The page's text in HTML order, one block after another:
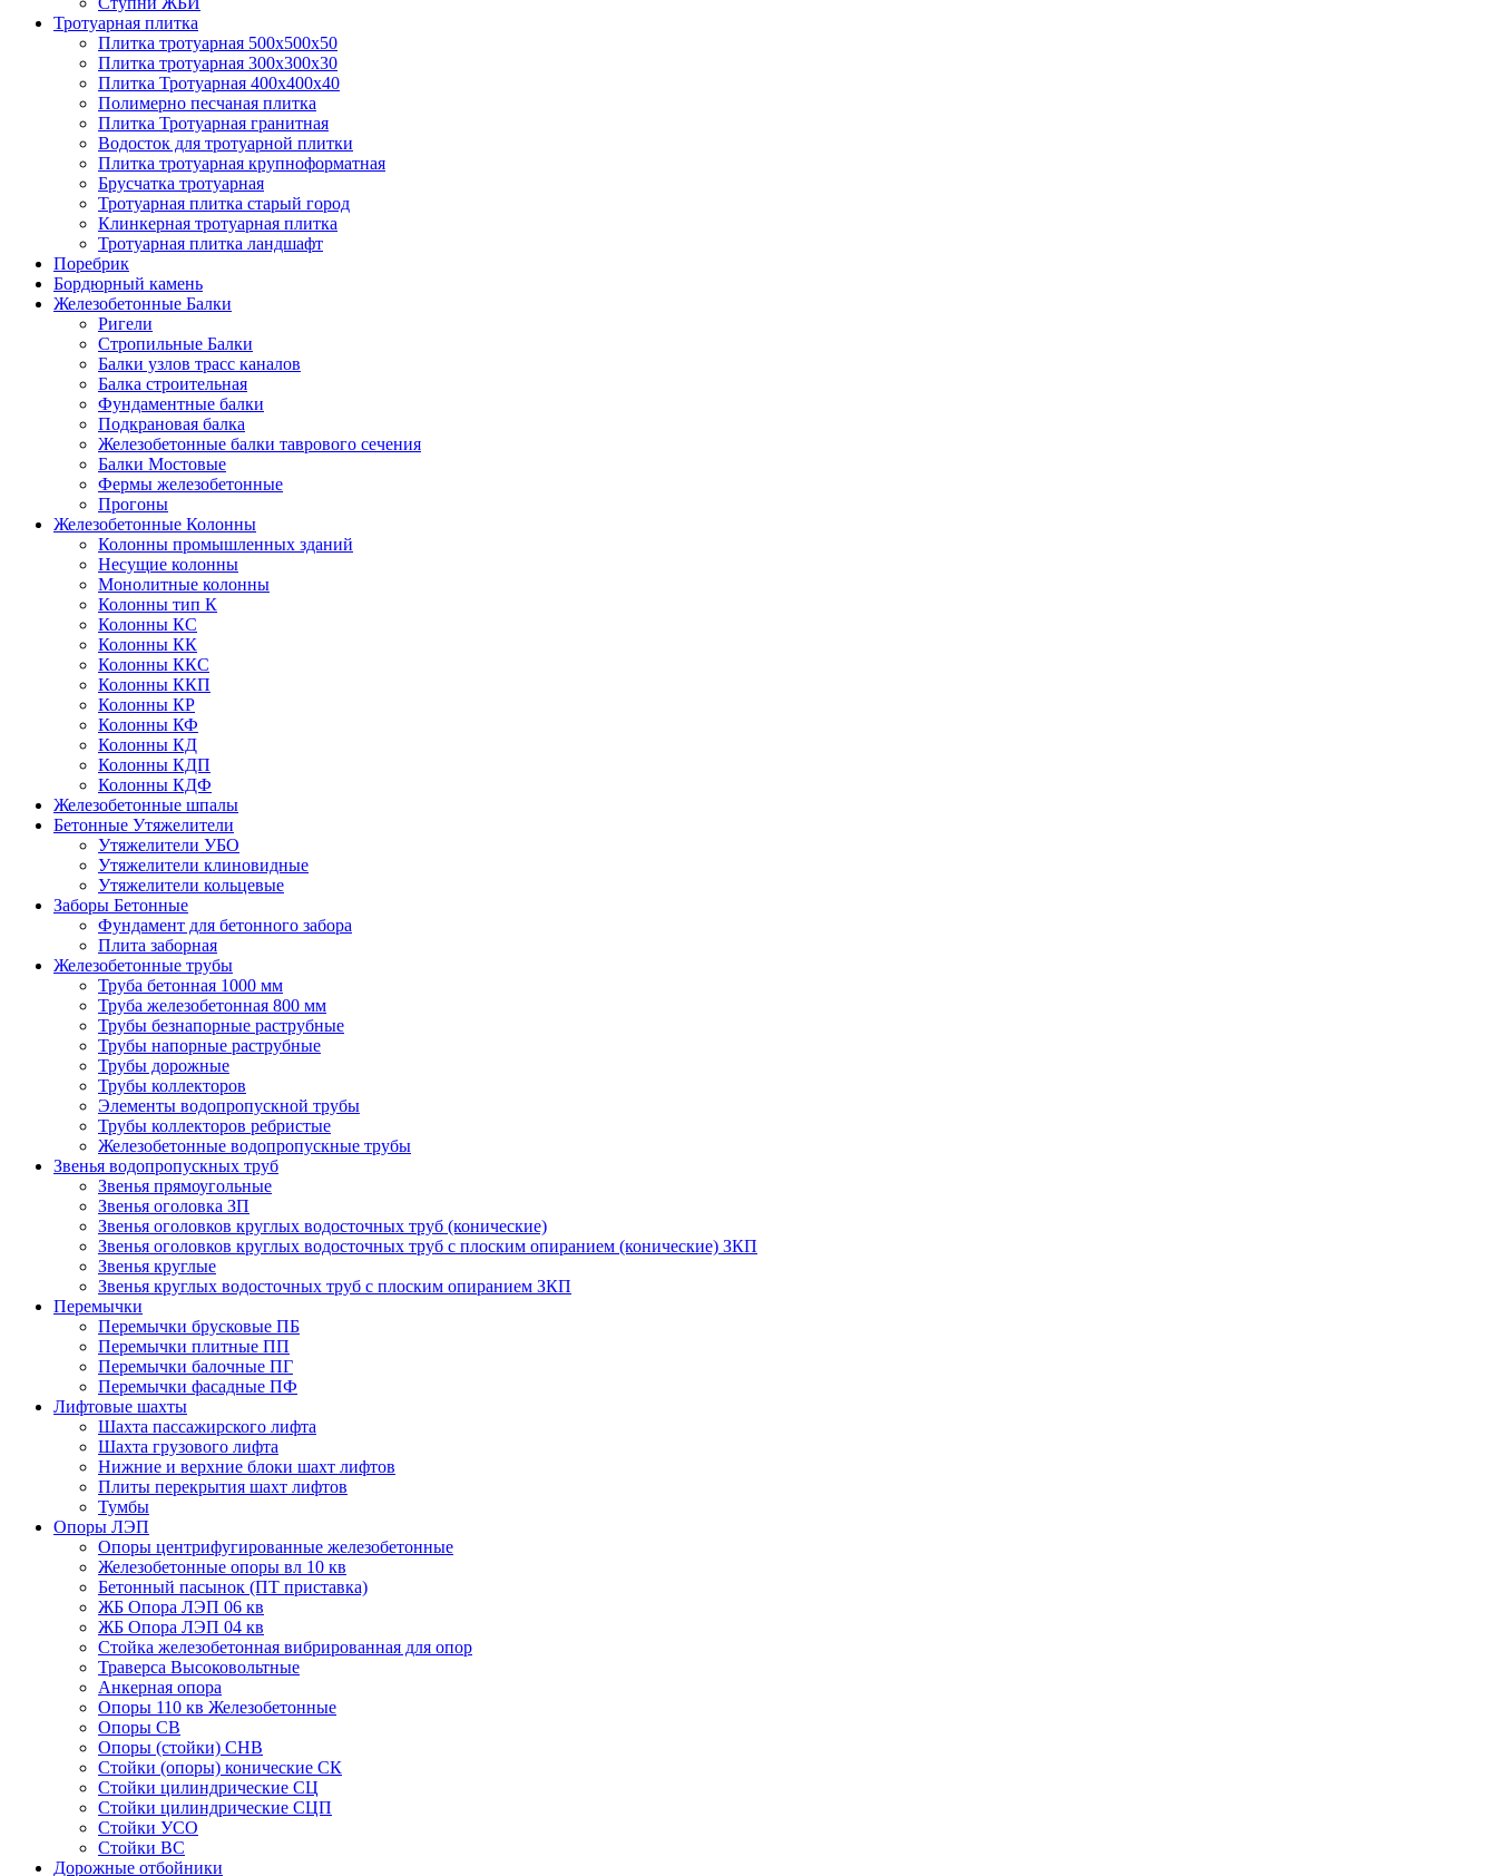
Тротуарная плитка
Плитка тротуарная 500х500х50
Плитка тротуарная 300х300х30
Плитка Тротуарная 400x400x40
Полимерно песчаная плитка
Плитка Тротуарная гранитная
Водосток для тротуарной плитки
Плитка тротуарная крупноформатная
Брусчатка тротуарная
Тротуарная плитка старый город
Клинкерная тротуарная плитка
Тротуарная плитка ландшафт
Поребрик
Бордюрный камень
Железобетонные Балки
Ригели
Стропильные Балки
Балки узлов трасс каналов
Балка строительная
Фундаментные балки
Подкрановая балка
Железобетонные балки таврового сечения
Балки Мостовые
Фермы железобетонные
Прогоны
Железобетонные Колонны
Колонны промышленных зданий
Несущие колонны
Монолитные колонны
Колонны тип К
Колонны КС
Колонны КК
Колонны ККС
Колонны ККП
Колонны КР
Колонны КФ
Колонны КД
Колонны КДП
Колонны КДФ
Железобетонные шпалы
Бетонные Утяжелители
Утяжелители УБО
Утяжелители клиновидные
Утяжелители кольцевые
Заборы Бетонные
Фундамент для бетонного забора
Плита заборная
Железобетонные трубы
Труба бетонная 1000 мм
Труба железобетонная 800 мм
Трубы безнапорные раструбные
Трубы напорные раструбные
Трубы дорожные
Трубы коллекторов
Элементы водопропускной трубы
Трубы коллекторов ребристые
Железобетонные водопропускные трубы
Звенья водопропускных труб
Звенья прямоугольные
Звенья оголовка ЗП
Звенья оголовков круглых водосточных труб (конические)
Звенья оголовков круглых водосточных труб с плоским опиранием (конические) ЗКП
Звенья круглые
Звенья круглых водосточных труб с плоским опиранием ЗКП
Перемычки
Перемычки брусковые ПБ
Перемычки плитные ПП
Перемычки балочные ПГ
Перемычки фасадные ПФ
Лифтовые шахты
Шахта пассажирского лифта
Шахта грузового лифта
Нижние и верхние блоки шахт лифтов
Плиты перекрытия шахт лифтов
Тумбы
Опоры ЛЭП
Опоры центрифугированные железобетонные
Железобетонные опоры вл 10 кв
Бетонный пасынок (ПТ приставка)
ЖБ Опора ЛЭП 06 кв
ЖБ Опора ЛЭП 04 кв
Стойка железобетонная вибрированная для опор
Траверса Высоковольтные
Анкерная опора
Опоры 110 кв Железобетонные
Опоры СВ
Опоры (стойки) СНВ
Стойки (опоры) конические СК
Стойки цилиндрические СЦ
Стойки цилиндрические СЦП
Стойки УСО
Стойки ВС
Дорожные отбойники